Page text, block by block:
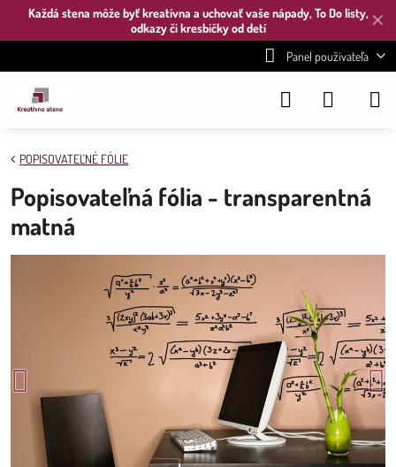
✕
Každá stena môže byť kreatívna a uchovať vaše nápady, To Do listy,
odkazy či kresbičky od detí
Panel používateľa
POPISOVATEĽNÉ FÓLIE
Popisovateľná fólia - transparentná
matná